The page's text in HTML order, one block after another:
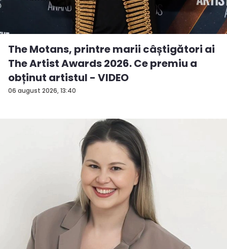
06 august 2026, 13:40
The Motans, printre marii câștigători ai
The Artist Awards 2026. Ce premiu a
obținut artistul - VIDEO